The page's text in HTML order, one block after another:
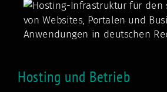
Hosting und Betrieb